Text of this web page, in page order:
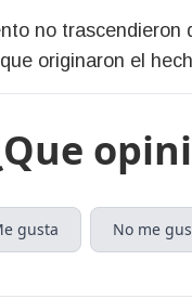
no
originaron el
gusta No me